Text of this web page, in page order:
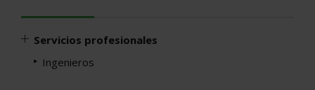
Servicios profesionales
Ingenieros